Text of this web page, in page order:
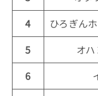
4
ひろぎん
5
オ
6